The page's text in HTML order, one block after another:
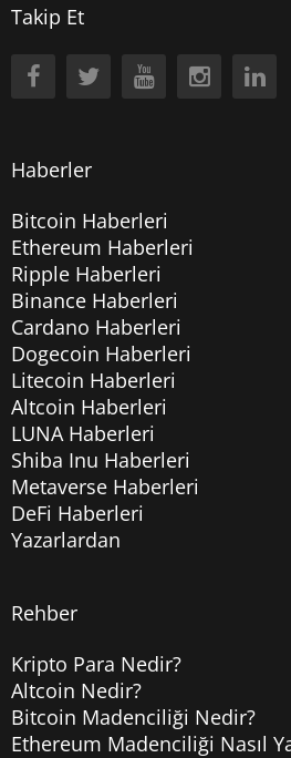
Takip Et
Haberler
Bitcoin Haberleri
Ethereum Haberleri
Ripple Haberleri
Binance Haberleri
Cardano Haberleri
Dogecoin Haberleri
Litecoin Haberleri
Altcoin Haberleri
LUNA Haberleri
Shiba Inu Haberleri
Metaverse Haberleri
DeFi Haberleri
Yazarlardan
Rehber
Kripto Para Nedir?
Altcoin Nedir?
Bitcoin Madenciliği Nedir?
Ethereum Madenciliği Nasıl